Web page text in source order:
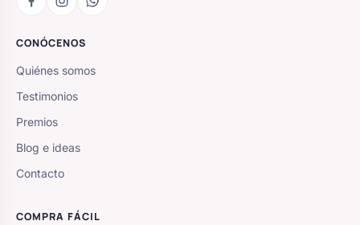
CONÓCENOS
Quiénes somos
Testimonios
Premios
Blog e ideas
Contacto
COMPRA FÁCIL